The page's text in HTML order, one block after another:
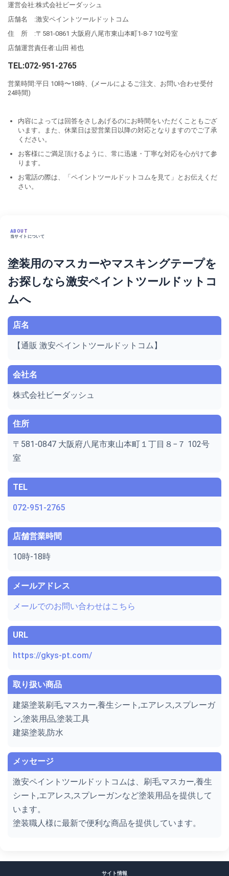
運営会社:株式会社ビーダッシュ
店舗名 :激安ペイントツールドットコム
住 所 :〒581-0861 大阪府八尾市東山本町1-8-7 102号室
店舗運営責任者:山田 裕也
TEL:072-951-2765
営業時間:平日 10時〜18時、(メールによるご注文、お問い合わせ受付
24時間)
内容によっては回答をさしあげるのにお時間をいただくこともござ
います。また、休業日は翌営業日以降の対応となりますのでご了承
ください。
お客様にご満足頂けるように、常に迅速・丁寧な対応を心がけて参
ります。
お電話の際は、「ペイントツールドットコムを見て」とお伝えくだ
さい。
ABOUT
当サイトについて
塗装用のマスカーやマスキングテープを
お探しなら激安ペイントツールドットコ
ムへ
店名
【通販 激安ペイントツールドットコム】
会社名
株式会社ビーダッシュ
住所
〒581-0847 大阪府八尾市東山本町１丁目８−７ 102号
室
TEL
072-951-2765
店舗営業時間
10時-18時
メールアドレス
メールでのお問い合わせはこちら
URL
https://gkys-pt.com/
取り扱い商品
建築塗装刷毛,マスカー,養生シート,エアレス,スプレーガ
ン,塗装用品,塗装工具
建築塗装,防水
メッセージ
激安ペイントツールドットコムは、刷毛,マスカー,養生
シート,エアレス,スプレーガンなど塗装用品を提供して
います。
塗装職人様に最新で便利な商品を提供しています。
サイト情報